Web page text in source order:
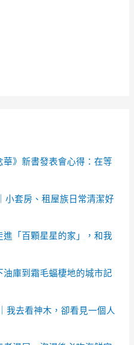
華》新書發表會心得：在等
小套房、租屋族日常清潔好
「百顆星星的家」，和我
庫到霜毛蝠棲地的城市記
我去看神木，卻看見一個人